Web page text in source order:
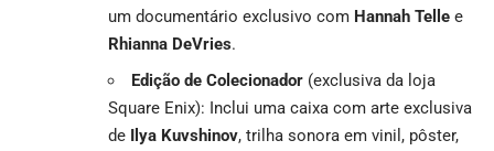
um documentário exclusivo com Hannah Telle e
Rhianna DeVries.
Edição de Colecionador (exclusiva da loja
Square Enix): Inclui uma caixa com arte exclusiva
de Ilya Kuvshinov, trilha sonora em vinil, pôster,